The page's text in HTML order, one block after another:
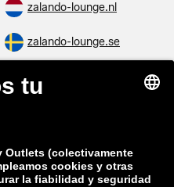
zalando-lounge.nl
zalando-lounge.se
zalando-lounge.sk